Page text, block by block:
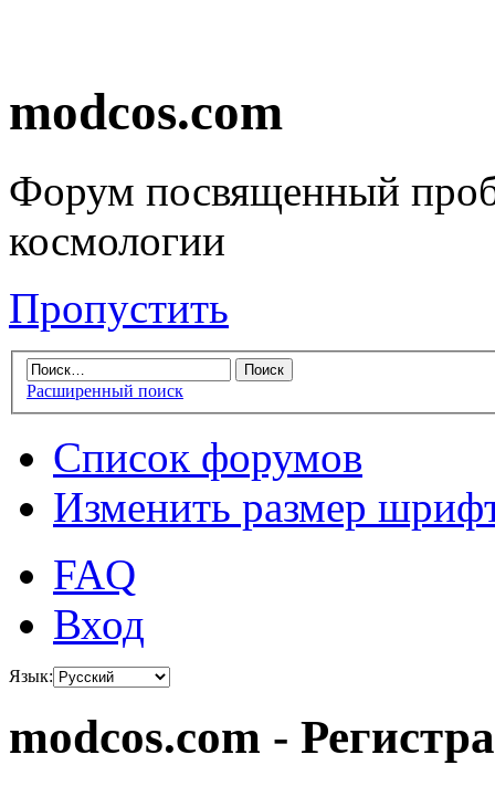
modcos.com
Форум посвященный
космологии
Пропустить
Расширенный поиск
Список форумов
Изменить размер
FAQ
Вход
Язык:
modcos.com -